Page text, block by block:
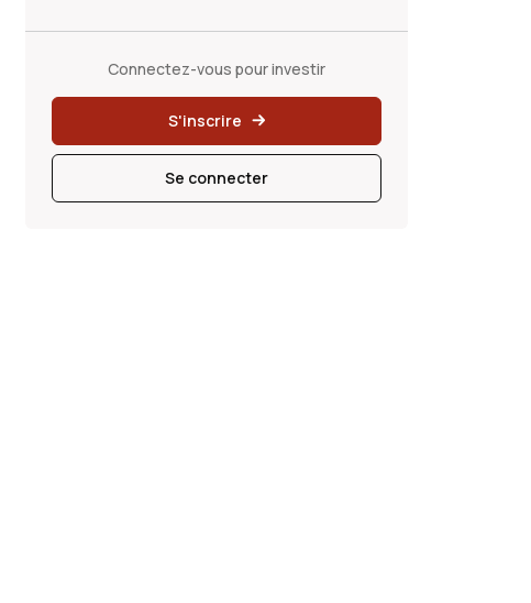
Connectez-vous pour investir
S'inscrire
Se connecter